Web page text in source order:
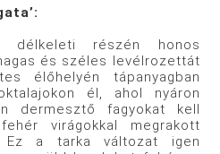
részén honos
és széles levélrozettát
élőhelyén tápanyagban
él, ahol nyáron
dermesztő fagyokat kell
virágokkal megrakott
Ez a tarka változat igen